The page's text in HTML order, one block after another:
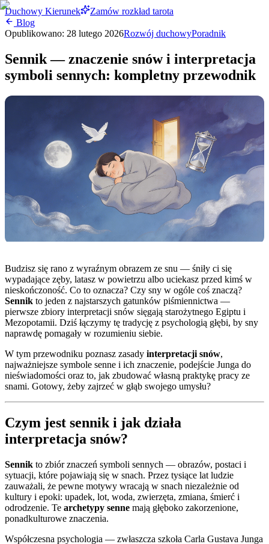
Duchowy Kierunek
Zamów rozkład tarota
Blog
Opublikowano: 28 lutego 2026Rozwój duchowyPoradnik
Sennik — znaczenie snów i interpretacja
symboli sennych: kompletny przewodnik
Budzisz się rano z wyraźnym obrazem ze snu — śniły ci się
wypadające zęby, latasz w powietrzu albo uciekasz przed kimś w
nieskończoność. Co to oznacza? Czy sny w ogóle coś znaczą?
Sennik to jeden z najstarszych gatunków piśmiennictwa —
pierwsze zbiory interpretacji snów sięgają starożytnego Egiptu i
Mezopotamii. Dziś łączymy tę tradycję z psychologią głębi, by sny
naprawdę pomagały w rozumieniu siebie.
W tym przewodniku poznasz zasady interpretacji snów,
najważniejsze symbole senne i ich znaczenie, podejście Junga do
nieświadomości oraz to, jak zbudować własną praktykę pracy ze
snami. Gotowy, żeby zajrzeć w głąb swojego umysłu?
Czym jest sennik i jak działa
interpretacja snów?
Sennik to zbiór znaczeń symboli sennych — obrazów, postaci i
sytuacji, które pojawiają się w snach. Przez tysiące lat ludzie
zauważali, że pewne motywy wracają w snach niezależnie od
kultury i epoki: upadek, lot, woda, zwierzęta, zmiana, śmierć i
odrodzenie. Te archetypy senne mają głęboko zakorzenione,
ponadkulturowe znaczenia.
Współczesna psychologia — zwłaszcza szkoła Carla Gustava Junga